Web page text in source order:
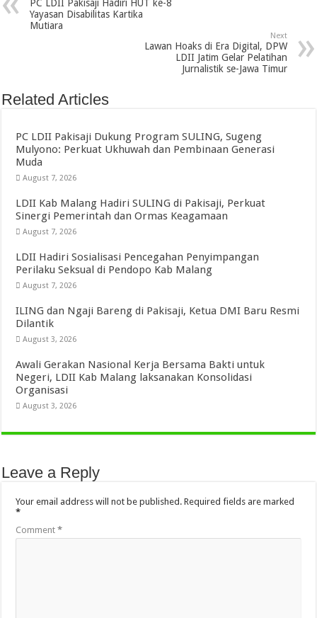
PC LDII Pakisaji Hadiri HUT ke-8
Yayasan Disabilitas Kartika
Mutiara
Next
Lawan Hoaks di Era Digital, DPW
LDII Jatim Gelar Pelatihan
Jurnalistik se-Jawa Timur
Related Articles
PC LDII Pakisaji Dukung Program SULING, Sugeng
Mulyono: Perkuat Ukhuwah dan Pembinaan Generasi
Muda
August 7, 2026
LDII Kab Malang Hadiri SULING di Pakisaji, Perkuat
Sinergi Pemerintah dan Ormas Keagamaan
August 7, 2026
LDII Hadiri Sosialisasi Pencegahan Penyimpangan
Perilaku Seksual di Pendopo Kab Malang
August 7, 2026
ILING dan Ngaji Bareng di Pakisaji, Ketua DMI Baru Resmi
Dilantik
August 3, 2026
Awali Gerakan Nasional Kerja Bersama Bakti untuk
Negeri, LDII Kab Malang laksanakan Konsolidasi
Organisasi
August 3, 2026
Leave a Reply
Your email address will not be published. Required fields are marked
*
Comment*